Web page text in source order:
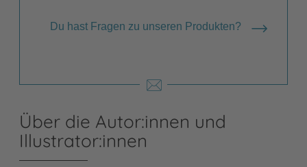
Du hast Fragen zu unseren Produkten?
Über die Autor:innen und
Illustrator:innen